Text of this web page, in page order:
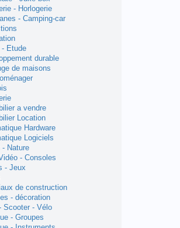
- Horlogerie
- Camping-car
- Etude
durable
de maisons
a vendre
Location
Hardware
Logiciels
- Nature
- Consoles
- Jeux
de construction
- décoration
Scooter - Vélo
- Groupes